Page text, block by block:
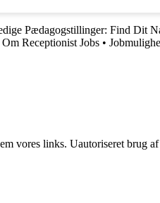
Pædagogstillinger: Find Dit
Receptionist Jobs •
vores links. Uautoriseret brug